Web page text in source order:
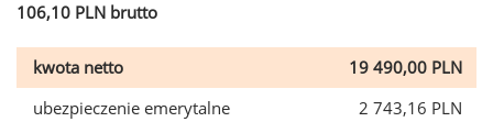
106,10 PLN brutto
kwota netto
19 490,00 PLN
ubezpieczenie emerytalne
2 743,16 PLN